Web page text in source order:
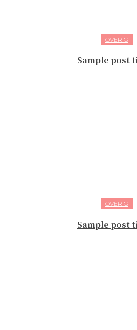
OVERIG
Sample post
OVERIG
Sample post